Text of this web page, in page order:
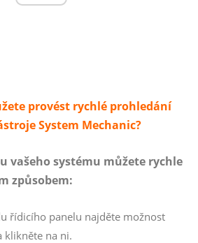
provést rychlé prohledání
System Mechanic?
vašeho systému můžete rychle
způsobem:
řídicího panelu najděte možnost
klikněte na ni.